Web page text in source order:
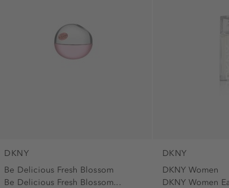
DKNY
Be Delicious Fresh Blossom
Be Delicious Fresh Blossom...
DKNY
DKNY Women
DKNY Women